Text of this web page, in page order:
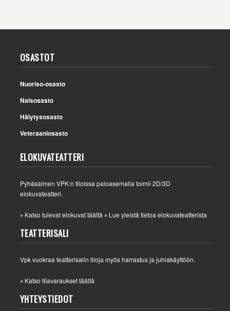
OSASTOT
Nuoriso-osasto
Naisosasto
Hälytysosasto
Veteraaniosasto
ELOKUVATEATTERI
Pyhäsalmen VPK:n tiloissa paloasemalla toimii 2D/3D
elokuvateatteri.
» Katso tulevat elokuvat täältä » Lue yleistä tietoa elokuvateatterista
TEATTERISALI
Vpk vuokraa teatterisalin tiloja myös harrastus ja juhlakäyttöön.
» Katso tilavaraukset täältä
YHTEYSTIEDOT